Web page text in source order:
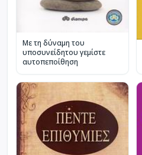
Με τη δύναμη του
υποσυνείδητου γεμίστε
αυτοπεποίθηση